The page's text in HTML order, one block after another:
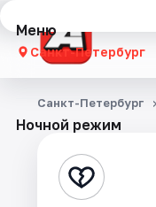
Меню
Санкт-Петербург
Концерты
Стендап
Ночной режим
Санкт-Петербург